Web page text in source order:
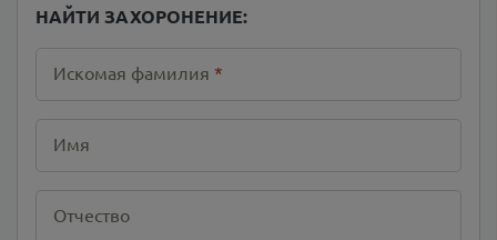
НАЙТИ ЗАХОРОНЕНИЕ:
Искомая фамилия *
Имя
Отчество